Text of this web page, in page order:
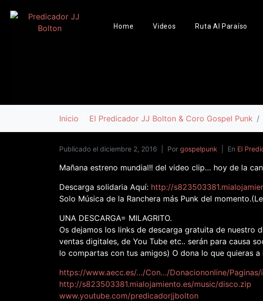
Home Videos Ruta Al Paraíso
Inicio El Predicador JJ Bolton & Coro Gospel Punk
Publicado el diciembre 2, 2016 Por gospelpunk En El
Mañana estreno mundial!! del video clip… hoy de la
Descarga solidaria Aquí: http://
Solo Música de la Ranchera más Punk del
UNA DESCARGA= MILAGRITO.
Os dejamos los links de descarga gratuita de nuestro
ventas digitales, de You Tube etc.. serán para causa
lo compartas con tus amigos) O dona lo que quieras a
https://www.aecc.es/…/Con…/Donaciononline/Paginas/
http://s823503381.mialojamiento.es/music/disco.zip
www.youtube.com/predicadorjjbolton